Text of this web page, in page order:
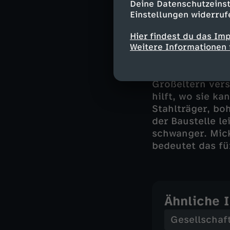
Deine
Einstellungen
Hier findest du das
Weitere
gute
Sabrinas und
(37), der
der Baustelle.
Wochenenden
Großeltern
hilft, wo sie
Stahlträger,
der Baustelle
schwanger.
bedeutet das
Ähnliche